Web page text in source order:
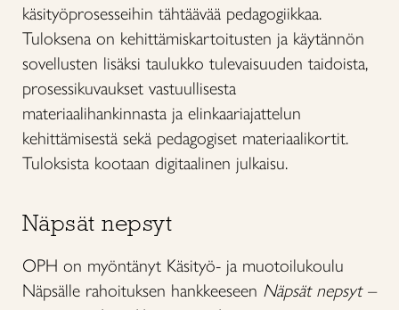
käsityöprosesseihin tähtäävää pedagogiikkaa.
Tuloksena on kehittämiskartoitusten ja käytännön
sovellusten lisäksi taulukko tulevaisuuden taidoista,
prosessikuvaukset vastuullisesta
materiaalihankinnasta ja elinkaariajattelun
kehittämisestä sekä pedagogiset materiaalikortit.
Tuloksista kootaan digitaalinen julkaisu.
Näpsät nepsyt
OPH on myöntänyt Käsityö- ja muotoilukoulu
Näpsälle rahoituksen hankkeeseen Näpsät nepsyt –